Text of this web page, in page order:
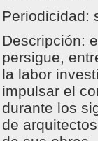
Periodicidad:
Descripción:
persigue,
la labor
impulsar el
durante los
de